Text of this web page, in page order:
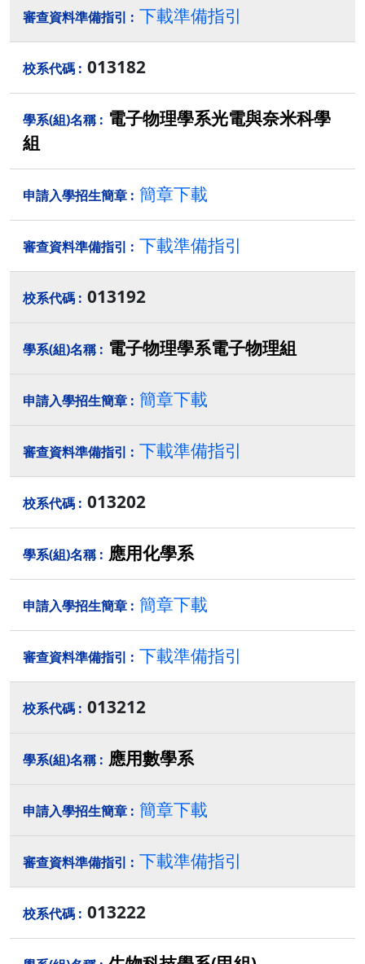
下載準備指引
013182
電子物理學系光電與奈米科學
組
簡章下載
下載準備指引
013192
電子物理學系電子物理組
簡章下載
下載準備指引
013202
應用化學系
簡章下載
下載準備指引
013212
應用數學系
簡章下載
下載準備指引
013222